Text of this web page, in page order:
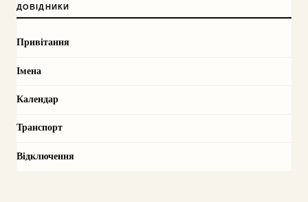
ДОВІДНИКИ
Привітання
Імена
Календар
Транспорт
Відключення